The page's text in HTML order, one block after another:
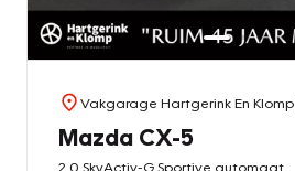
Vakgarage Hartgerink En Klomp
Mazda CX-5
2.0 SkyActiv-G Sportive automaat